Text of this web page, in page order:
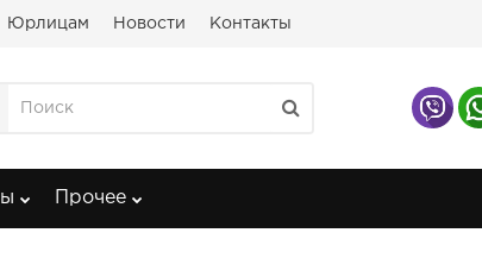
Юрлицам Новости Контакты
Прочее